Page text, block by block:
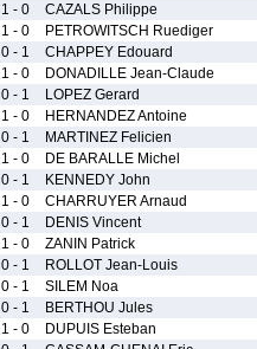
1 - 0 CAZALS Philippe
1 - 0 PETROWITSCH Ruediger
0 - 1 CHAPPEY Edouard
1 - 0 DONADILLE Jean-Claude
0 - 1 LOPEZ Gerard
1 - 0 HERNANDEZ Antoine
0 - 1 MARTINEZ Felicien
1 - 0 DE BARALLE Michel
0 - 1 KENNEDY John
1 - 0 CHARRUYER Arnaud
0 - 1 DENIS Vincent
1 - 0 ZANIN Patrick
0 - 1 ROLLOT Jean-Louis
0 - 1 SILEM Noa
0 - 1 BERTHOU Jules
1 - 0 DUPUIS Esteban